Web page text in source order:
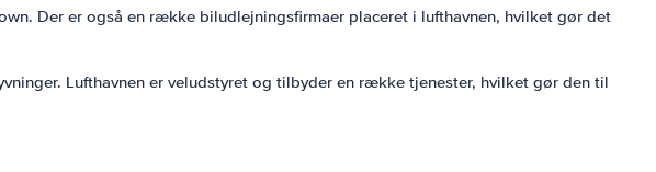
Der er også en række biludlejningsfirmaer placeret i lufthavnen, hvilket gør det
Lufthavnen er veludstyret og tilbyder en række tjenester, hvilket gør den til